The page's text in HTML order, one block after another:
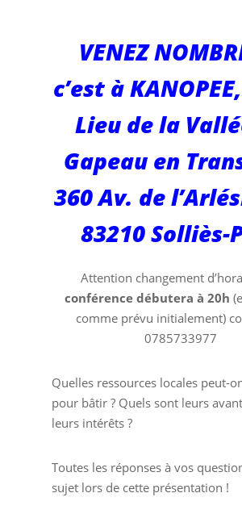
Solliès-
VENEZ
c’est à
Lieu de la
Gapeau en
360 Av. de
83210 Solliès-
Attention changement
conférence débutera à 20h
comme prévu initialement)
0785733977
Quelles ressources locales peut-
pour bâtir ? Quels sont leurs
leurs intérêts ?
Toutes les réponses à vos
sujet lors de cette présentation !